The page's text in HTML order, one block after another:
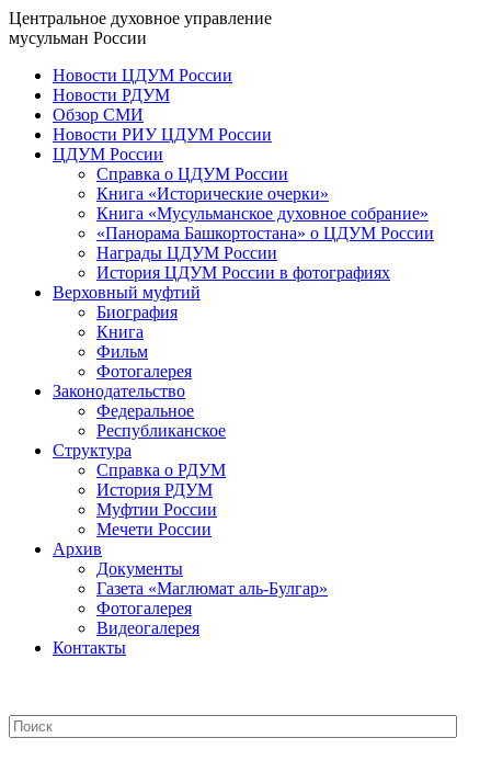
Центральное духовное управление
мусульман России
Новости ЦДУМ России
Новости РДУМ
Обзор СМИ
Новости РИУ ЦДУМ России
ЦДУМ России
Справка о ЦДУМ России
Книга «Исторические очерки»
Книга «Мусульманское духовное собрание»
«Панорама Башкортостана» о ЦДУМ России
Награды ЦДУМ России
История ЦДУМ России в фотографиях
Верховный муфтий
Биография
Книга
Фильм
Фотогалерея
Законодательство
Федеральное
Республиканское
Структура
Справка о РДУМ
История РДУМ
Муфтии России
Мечети России
Архив
Документы
Газета «Маглюмат аль-Булгар»
Фотогалерея
Видеогалерея
Контакты